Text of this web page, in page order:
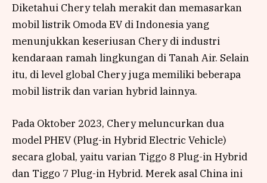
Diketahui Chery telah merakit dan memasarkan
mobil listrik Omoda EV di Indonesia yang
menunjukkan keseriusan Chery di industri
kendaraan ramah lingkungan di Tanah Air. Selain
itu, di level global Chery juga memiliki beberapa
mobil listrik dan varian hybrid lainnya.
Pada Oktober 2023, Chery meluncurkan dua
model PHEV (Plug-in Hybrid Electric Vehicle)
secara global, yaitu varian Tiggo 8 Plug-in Hybrid
dan Tiggo 7 Plug-in Hybrid. Merek asal China ini